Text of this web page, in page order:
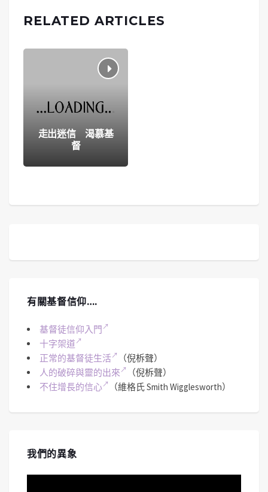
RELATED ARTICLES
走出迷信 渴慕基
督
有關基督信仰….
基督徒信仰入門
十字架道
正常的基督徒生活
（倪柝聲）
人的破碎與靈的出來
（倪柝聲）
不住增長的信心
（維格氏 Smith Wigglesworth）
我們的異象